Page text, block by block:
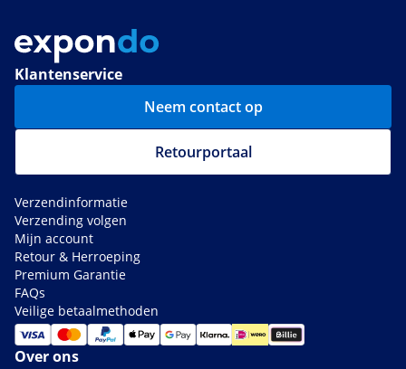
Klantenservice
Neem contact op
Retourportaal
Verzendinformatie
Verzending volgen
Mijn account
Retour & Herroeping
Premium Garantie
FAQs
Veilige betaalmethoden
Over ons